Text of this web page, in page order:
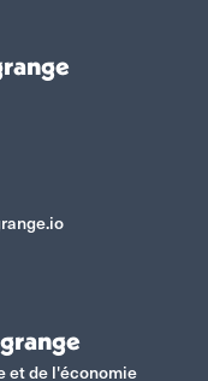
et de l'économie